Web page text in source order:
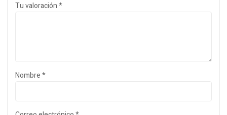
Tu valoración*
Nombre*